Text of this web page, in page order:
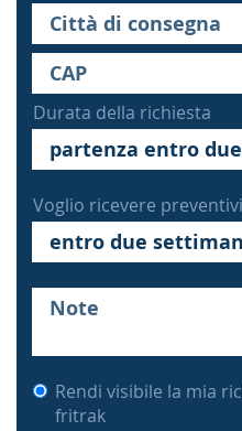
Durata della richiesta
Voglio ricevere
Rendi visibile la mia
fritrak